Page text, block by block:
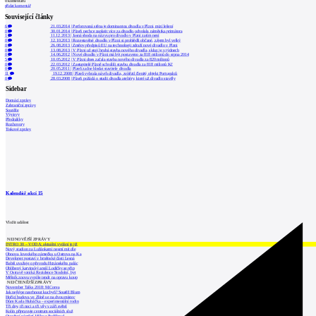
přidat komentář
Související články
6 21.03.2014 |Perforovaná stěna je dominantou divadla v Plzni, mizí lešení
0
30.01.2014 |Plzeň nechce zaplatit více za divadlo,odvolala náměstka primátora
1
11.12.2013| Jasná shoda na názvu pro divadlo v Plzni zatím není
0
12.10.2013 |Rozestavěné divadlo v Plzni si prohlédli občané, zájem byl velký
0
26.08.2013 |Změny předpisů EU na technologii zdraží nové divadlo v Plzni
0 13.08.2013 |V Plzni už stojí hrubá stavba nového divadla, skluz je v týdnech
0
14.06.2012 |Nové divadlo v Plzni má být postaveno za 818 milionů do srpna 2014
5
10.05.2012 |V Plzni dnes začala stavba nového divadla za 820 milionů
0
22.03.2012 |Zastupitelé Plzně schválili stavbu divadla za 818 milionů Kč
0 20.05.2011| Plzeň začne hledat stavitele divadla
11 19.12.2008| Plzeň vybrala návrh divadla, zvítězil členitý objekt Portugalců
0 28.03.2008 |Plzeň požádá o studii divadla ateliéry, které už divadlo stavěly
Sidebar
Domácí zprávy
Zahraniční zprávy
Soutěže
Výstavy
Přednášky
Rozhovory
Tiskové zprávy
Kalendář akcí 15
Vložit událost
NEJNOVĚJŠÍ ZPRÁVY
INTRO 30 – VODA: aktuální vydání je již
Nový stadion za Lužánkami nesmí mít dle
Obnova loveckého zámečku u Ostrova na Ka
Developer postaví v brněnské části Lesná
Babiš uvažuje o převodu Hrzánského palác
Oblíbený karvinský areál Lodičky se přip
V Ostravě vzniká Rezidence Stodolní, byt
Mělník znovu vypíše tendr na opravu koup
NEJČTENĚJŠÍ ZPRÁVY
November Talks 2018: M.Corea
Jak nejlépe navrhnout kuchyň? Soutěž Blum
Hořící budova ve Zlíně se na dvou místec
Dům Karla Hubáčka – experimentální rodin
Tři dny, tři noci a tři vily v záři světel
Kolín připravuje centrum sociálních služ